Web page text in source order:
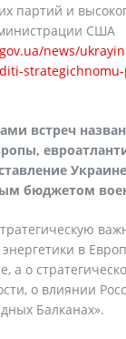
партий и
США
news/
встреч
бюджетом
в
а о
о влиянии
Балканах».